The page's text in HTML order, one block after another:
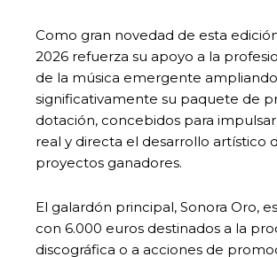
Como gran novedad de esta
2026 refuerza su apoyo a la
de la música emergente ampliando
significativamente su paquete de
dotación, concebidos para
real y directa el desarrollo artístico
proyectos ganadores.
El galardón principal, Sonora Oro,
con 6.000 euros destinados a la
discográfica o a acciones de